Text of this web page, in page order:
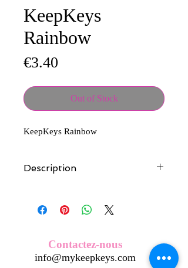
KeepKeys
Rainbow
€3.40
Out of Stock
KeepKeys Rainbow
Description
créés et fabriqués par nos soins.
Nos écussons se composent d'une
haute qualité et d'une pellicule plastique
transparente qui protège du frottement
et de l'eau, et assure ainsi une longivité
Contactez-nous
info@mykeepkeys.com